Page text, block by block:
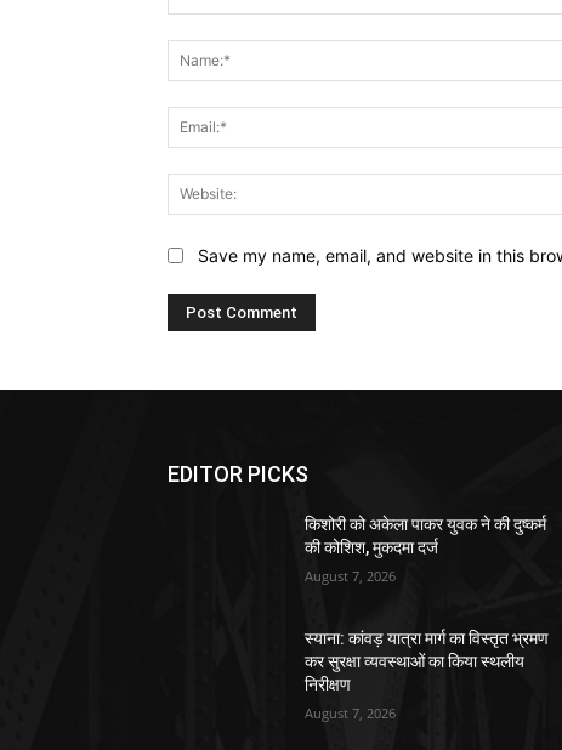
Save my name, email, and website in this
EDITOR PICKS
किशोरी को अकेला पाकर युवक ने की दुष्कर्म
की कोशिश, मुकदमा दर्ज
August 7, 2026
स्याना: कांवड़ यात्रा मार्ग का विस्तृत भ्रमण
कर सुरक्षा व्यवस्थाओं का किया स्थलीय
निरीक्षण
August 7, 2026